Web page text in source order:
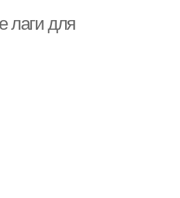
лаги для